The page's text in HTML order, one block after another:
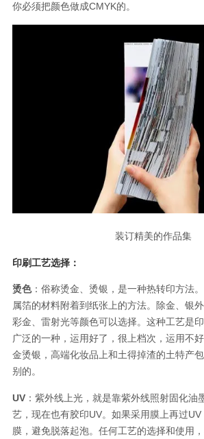
你必须把颜色做成CMYK的。
装订精美的作品集
印刷工艺选择：
烫色：俗称烫金、烫银，是一种热转印方法
属箔的材料附着到纸张上的方法。除金、银
彩金、雷射光等颜色可以选择。这种工艺是
广泛的一种，运用好了，很上档次，运用不
金烫银，高端化妆品上和土得掉渣的土特产
别的。
UV ：紫外线上光，就是靠紫外线照射固化油
艺，现在也有胶印UV。如果采用膜上再过
膜，避免脱落起泡。任何工艺的选择和使用